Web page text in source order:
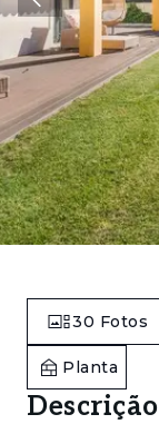
30 Fotos
Planta
Descrição